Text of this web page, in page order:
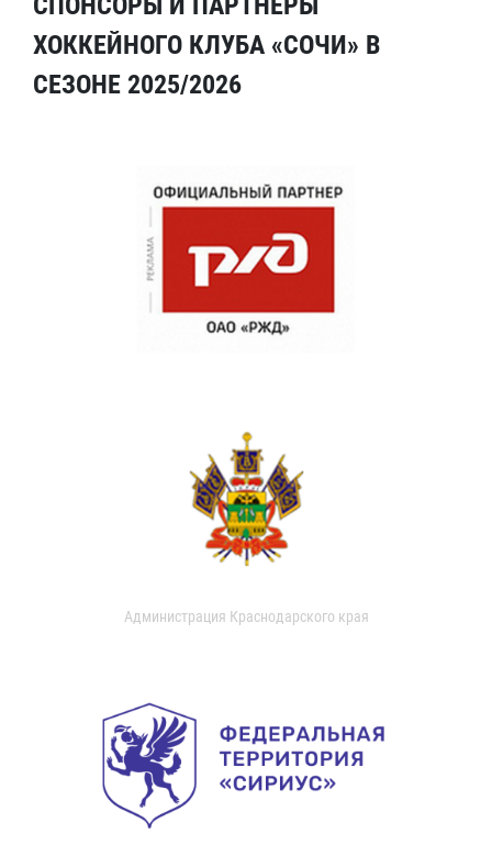
ХОККЕЙНОГО КЛУБА «СОЧИ» В
СЕЗОНЕ 2025/2026
Администрация Краснодарского края